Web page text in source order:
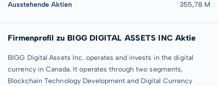
Ausstehende Aktien 355,78 M
Firmenprofil zu BIGG DIGITAL ASSETS INC Aktie
BIGG Digital Assets Inc. operates and invests in the digital
currency in Canada. It operates through two segments,
Blockchain Technology Development and Digital Currency